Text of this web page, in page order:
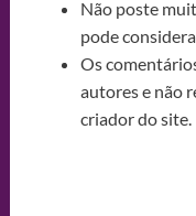
Não poste
pode
Os
autores e não
criador do site.